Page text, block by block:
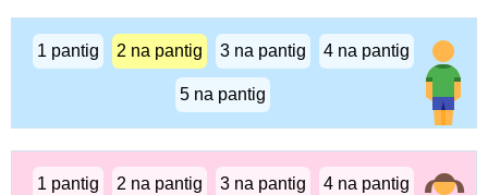
1 pantig 2 na pantig 3 na pantig 4 na pantig
5 na pantig
1 pantig 2 na pantig 3 na pantig 4 na pantig